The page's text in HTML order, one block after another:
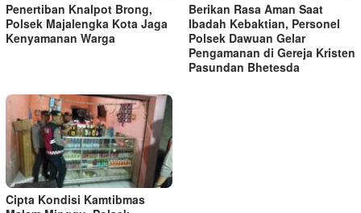
Penertiban Knalpot Brong,
Polsek Majalengka Kota Jaga
Kenyamanan Warga
Berikan Rasa Aman Saat
Ibadah Kebaktian, Personel
Polsek Dawuan Gelar
Pengamanan di Gereja Kristen
Pasundan Bhetesda
Cipta Kondisi Kamtibmas